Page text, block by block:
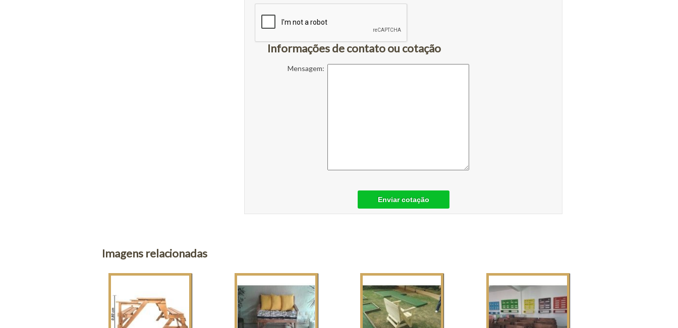
Informações de contato ou cotação
Mensagem:
Enviar cotação
Imagens relacionadas